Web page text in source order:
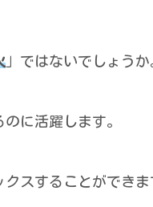
」ではないでしょうか
に活躍します。
スすることができま